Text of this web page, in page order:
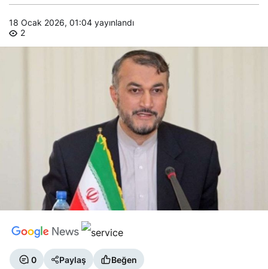
18 Ocak 2026, 01:04 yayınlandı
2
0 Paylaş Beğen